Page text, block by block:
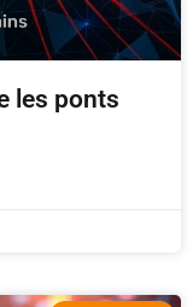
les ponts